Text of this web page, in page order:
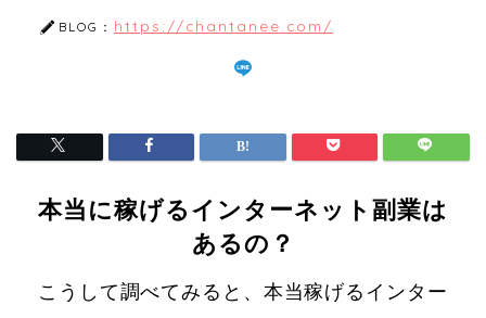
BLOG： https://chantanee.com/
本当に稼げるインターネット副業は
あるの？
こうして調べてみると、本当稼げるインター